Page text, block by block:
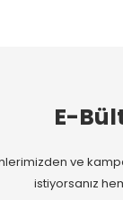
E-
ve
istiyorsanız